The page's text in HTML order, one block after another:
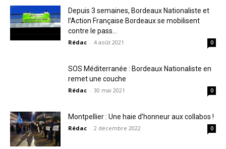
Depuis 3 semaines, Bordeaux Nationaliste et
l’Action Française Bordeaux se mobilisent
contre le pass...
Rédac - 4 août 2021 0
SOS Méditerranée : Bordeaux Nationaliste en
remet une couche
Rédac - 30 mai 2021 0
Montpellier : Une haie d’honneur aux collabos !
Rédac - 2 décembre 2022 0